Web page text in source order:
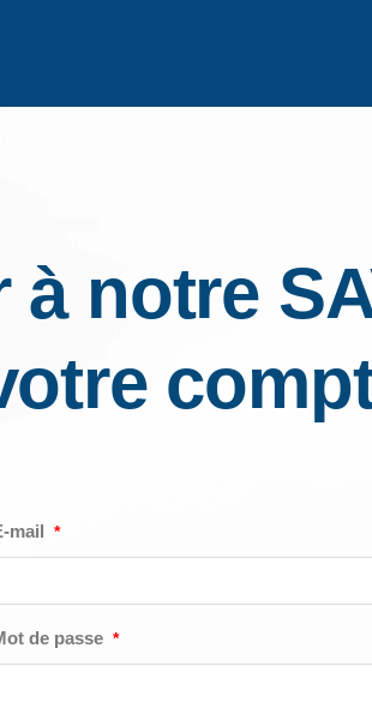
à notre
mail *
de passe *